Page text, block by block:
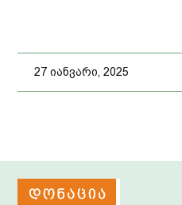
27 იანვარი, 2025